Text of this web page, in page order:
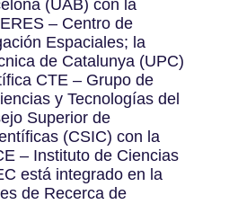
(UAB) con la
– Centro de
Espaciales; la
de Catalunya (UPC)
CTE – Grupo de
y Tecnologías del
Superior de
(CSIC) con la
– Instituto de Ciencias
está integrado en la
de Recerca de